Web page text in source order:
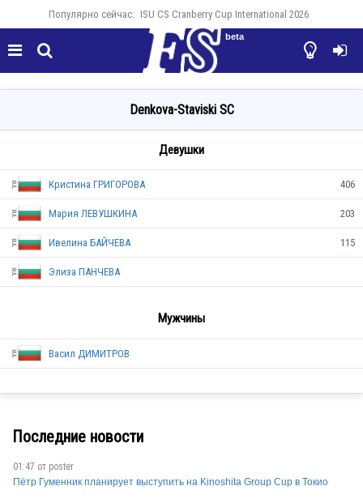
Популярно сейчас: ISU CS Cranberry Cup International 2026
  

beta
Denkova-Staviski SC
Девушки
Кристина ГРИГОРОВА 406
BUL
Мария ЛЕВУШКИНА 203
Ивелина БАЙЧЕВА 115
Элиза ПАНЧЕВА
Мужчины
Васил ДИМИТРОВ
Последние новости
01:47 от poster
Пётр Гуменник планирует выступить на Kinoshita Group Cup в Токио